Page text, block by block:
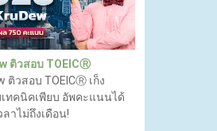
ติวสอบ TOEICⓇ
ติวสอบ TOEICⓇ เก็ง
ทคนิคเพียบ อัพคะแนนได้
าไม่ถึงเดือน!